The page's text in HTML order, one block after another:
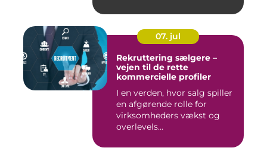
07. jul
Rekruttering sælgere –
vejen til de rette
kommercielle profiler
I en verden, hvor salg spiller
en afgørende rolle for
virksomheders vækst og
overlevels...